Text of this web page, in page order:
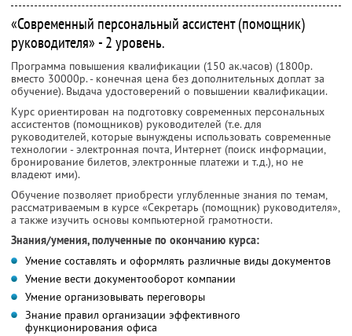
«Современный персональный ассистент (помощник)
руководителя» - 2 уровень.
Программа повышения квалификации (150 ак.часов) (1800р.
вместо 30000р. - конечная цена без дополнительных доплат за
обучение). Выдача удостоверений о повышении квалификации.
Курс ориентирован на подготовку современных персональных
ассистентов (помощников) руководителей (т.е. для
руководителей, которые вынуждены использовать современные
технологии - электронная почта, Интернет (поиск информации,
бронирование билетов, электронные платежи и т.д.), но не
владеют ими).
Обучение позволяет приобрести углубленные знания по темам,
рассматриваемым в курсе «Секретарь (помощник) руководителя»,
а также изучить основы компьютерной грамотности.
Знания/умения, полученные по окончанию курса:
Умение составлять и оформлять различные виды документов
Умение вести документооборот компании
Умение организовывать переговоры
Знание правил организации эффективного
функционирования офиса